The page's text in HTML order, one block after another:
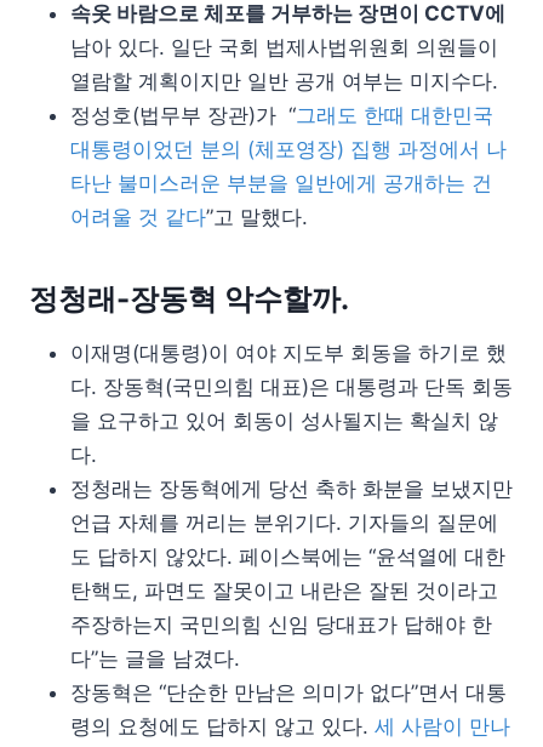
속옷 바람으로 체포를 거부하는 장면이 CCTV에
남아 있다. 일단 국회 법제사법위원회 의원들이
열람할 계획이지만 일반 공개 여부는 미지수다.
정성호(법무부 장관)가 “그래도 한때 대한민국
대통령이었던 분의 (체포영장) 집행 과정에서 나
타난 불미스러운 부분을 일반에게 공개하는 건
어려울 것 같다”고 말했다.
정청래-장동혁 악수할까.
이재명(대통령)이 여야 지도부 회동을 하기로 했
다. 장동혁(국민의힘 대표)은 대통령과 단독 회동
을 요구하고 있어 회동이 성사될지는 확실치 않
다.
정청래는 장동혁에게 당선 축하 화분을 보냈지만
언급 자체를 꺼리는 분위기다. 기자들의 질문에
도 답하지 않았다. 페이스북에는 “윤석열에 대한
탄핵도, 파면도 잘못이고 내란은 잘된 것이라고
주장하는지 국민의힘 신임 당대표가 답해야 한
다”는 글을 남겼다.
장동혁은 “단순한 만남은 의미가 없다”면서 대통
령의 요청에도 답하지 않고 있다. 세 사람이 만나